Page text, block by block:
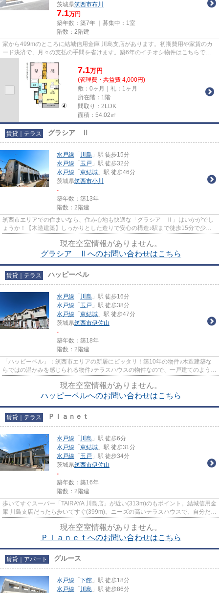
茨城県筑西市布川
7.1万円
築年数：築7年 ｜募集中： 1室
階数：2階建
家から499mのところに結城信用金庫 川島支店があります。初期費用や家賃のカ
ード決済で、月々の支払の手間を省けます。築6年のイチオシ物件はこちらで
す。ぜひ一度見ていただきたい、...
7.1万円
(管理費・共益費 4,000円)
敷：0ヶ月｜礼：1ヶ月
所在階：1階
間取り：2LDK
面積：54.02㎡
賃貸｜テラス グラシア Ⅱ
水戸線 「 川島 」駅 徒歩15分
水戸線 「 玉戸 」駅 徒歩32分
水戸線 「 東結城 」駅 徒歩46分
茨城県筑西市小川
-
築年数：築13年
階数：2階建
筑西市エリアでの住まいなら、住み心地も快適な「グラシア Ⅱ」はいかがでし
ょうか！【木造建築】しっかりとした造りで安心の構造♪駅まで徒歩15分で少し
現在空室情報がありません。
グラシア Ⅱへのお問い合わせはこちら
賃貸｜テラス ハッピーベル
水戸線 「 川島 」駅 徒歩16分
水戸線 「 玉戸 」駅 徒歩38分
水戸線 「 東結城 」駅 徒歩47分
茨城県筑西市伊佐山
-
築年数：築18年
階数：2階建
「ハッピーベル」：筑西市エリアの新居にピッタリ！築10年の物件♪木造建築な
らではの温かみを感じられる物件♪テラスハウスの物件なので、一戸建てのような
現在空室情報がありません。
ハッピーベルへのお問い合わせはこちら
賃貸｜テラス Ｐｌａｎｅｔ
水戸線 「 川島 」駅 徒歩6分
水戸線 「 東結城 」駅 徒歩31分
水戸線 「 玉戸 」駅 徒歩34分
茨城県筑西市伊佐山
-
築年数：築16年
階数：2階建
歩いてすぐスーパー「TAIRAYA 川島店」が近い(313m)のもポイント。結城信用金
庫 川島支店だったら歩いてすぐ(399m)。ニーズの高いテラスハウスで、自分だけ
現在空室情報がありません。
Ｐｌａｎｅｔへのお問い合わせはこちら
賃貸｜アパート グルース
水戸線 「 下館 」駅 徒歩18分
水戸線 「 川島 」駅 徒歩86分